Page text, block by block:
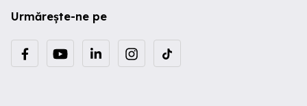
Urmărește-ne pe